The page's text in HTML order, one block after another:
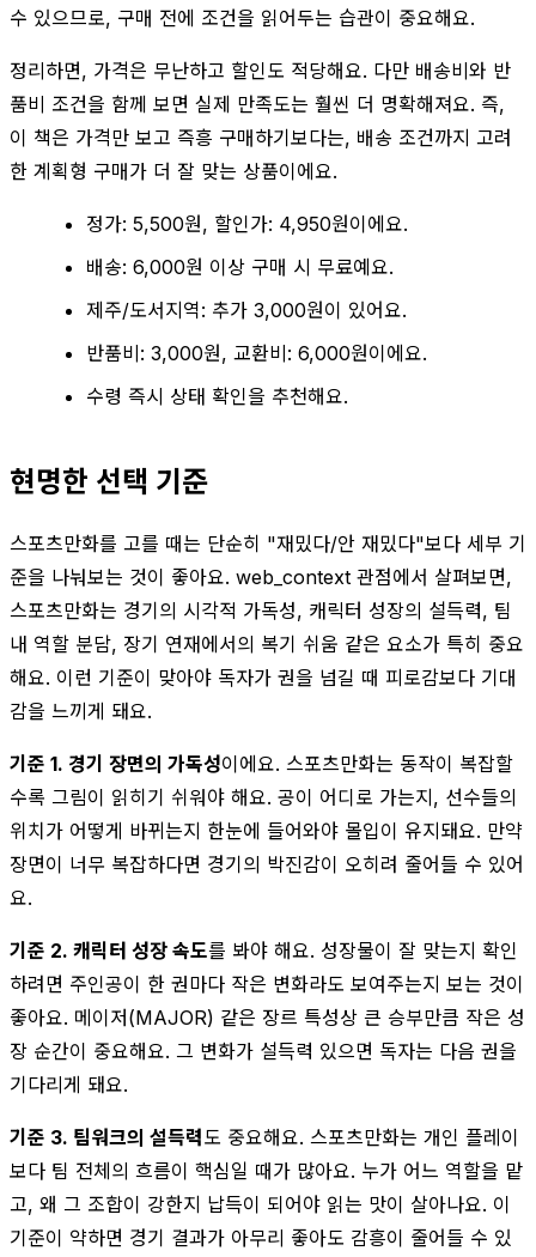
수 있으므로, 구매 전에 조건을 읽어두는 습관이 중요해요.
정리하면, 가격은 무난하고 할인도 적당해요. 다만 배송비와 반
품비 조건을 함께 보면 실제 만족도는 훨씬 더 명확해져요. 즉,
이 책은 가격만 보고 즉흥 구매하기보다는, 배송 조건까지 고려
한 계획형 구매가 더 잘 맞는 상품이에요.
정가: 5,500원, 할인가: 4,950원이에요.
배송: 6,000원 이상 구매 시 무료예요.
제주/도서지역: 추가 3,000원이 있어요.
반품비: 3,000원, 교환비: 6,000원이에요.
수령 즉시 상태 확인을 추천해요.
현명한 선택 기준
스포츠만화를 고를 때는 단순히 "재밌다/안 재밌다"보다 세부 기
준을 나눠보는 것이 좋아요. web_context 관점에서 살펴보면,
스포츠만화는 경기의 시각적 가독성, 캐릭터 성장의 설득력, 팀
내 역할 분담, 장기 연재에서의 복기 쉬움 같은 요소가 특히 중요
해요. 이런 기준이 맞아야 독자가 권을 넘길 때 피로감보다 기대
감을 느끼게 돼요.
기준 1. 경기 장면의 가독성이에요. 스포츠만화는 동작이 복잡할
수록 그림이 읽히기 쉬워야 해요. 공이 어디로 가는지, 선수들의
위치가 어떻게 바뀌는지 한눈에 들어와야 몰입이 유지돼요. 만약
장면이 너무 복잡하다면 경기의 박진감이 오히려 줄어들 수 있어
요.
기준 2. 캐릭터 성장 속도를 봐야 해요. 성장물이 잘 맞는지 확인
하려면 주인공이 한 권마다 작은 변화라도 보여주는지 보는 것이
좋아요. 메이저(MAJOR) 같은 장르 특성상 큰 승부만큼 작은 성
장 순간이 중요해요. 그 변화가 설득력 있으면 독자는 다음 권을
기다리게 돼요.
기준 3. 팀워크의 설득력도 중요해요. 스포츠만화는 개인 플레이
보다 팀 전체의 흐름이 핵심일 때가 많아요. 누가 어느 역할을 맡
고, 왜 그 조합이 강한지 납득이 되어야 읽는 맛이 살아나요. 이
기준이 약하면 경기 결과가 아무리 좋아도 감흥이 줄어들 수 있